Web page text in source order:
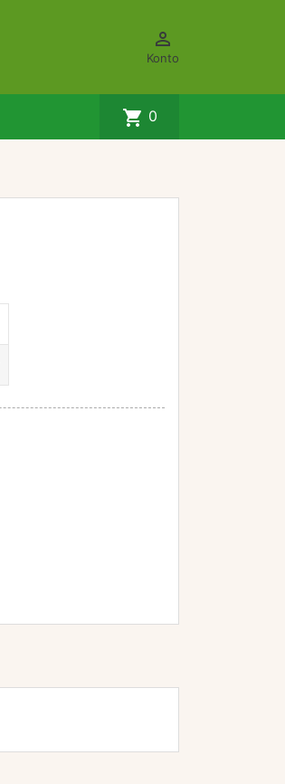

Konto
shopping_cart 0